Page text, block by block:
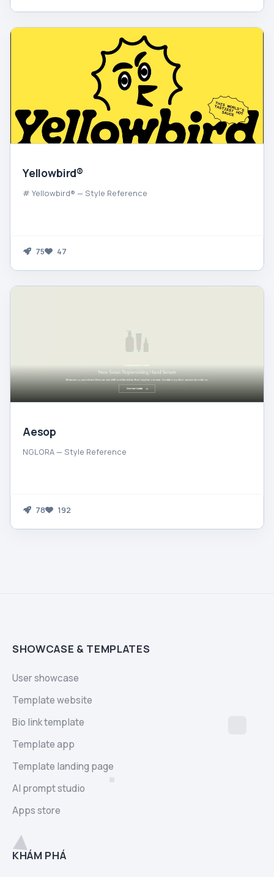
Yellowbird®
# Yellowbird® — Style Reference
75 47
Aesop
NGLORA — Style Reference
78 192
SHOWCASE & TEMPLATES
User showcase
Template website
Bio link template
Template app
Template landing page
AI prompt studio
Apps store
KHÁM PHÁ